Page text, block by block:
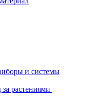
и системы
растениями